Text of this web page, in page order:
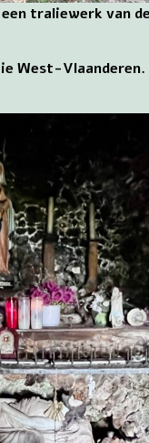
traliewerk van de
West-